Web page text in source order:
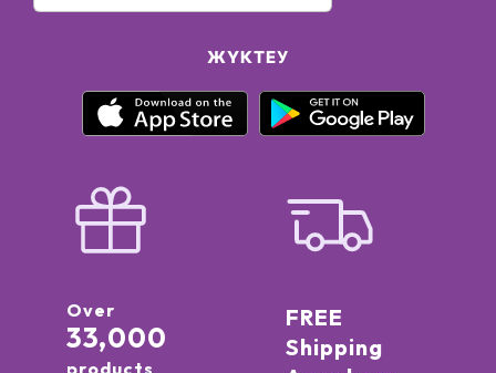
ЖҮКТЕУ
Over
33,000
FREE
Shipping